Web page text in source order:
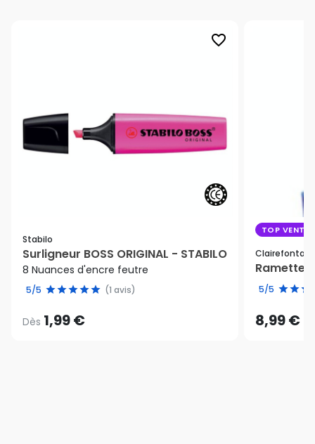
favorite_border
Stabilo
Surligneur BOSS ORIGINAL - STABILO
8 Nuances d'encre feutre
5/5 (1 avis)
Dès 1,99 €
TOP VENTE
Ramette
5/5
8,99 €